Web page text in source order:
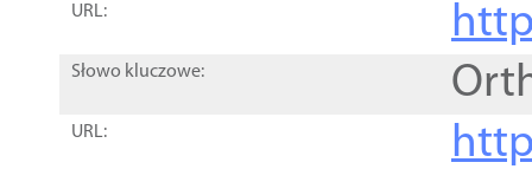
URL:
Słowo kluczowe:
URL: